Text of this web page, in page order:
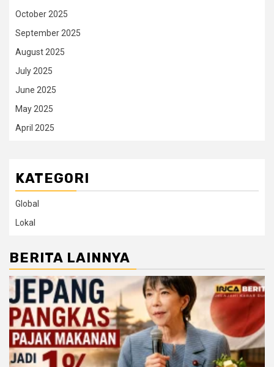
October 2025
September 2025
August 2025
July 2025
June 2025
May 2025
April 2025
KATEGORI
Global
Lokal
BERITA LAINNYA